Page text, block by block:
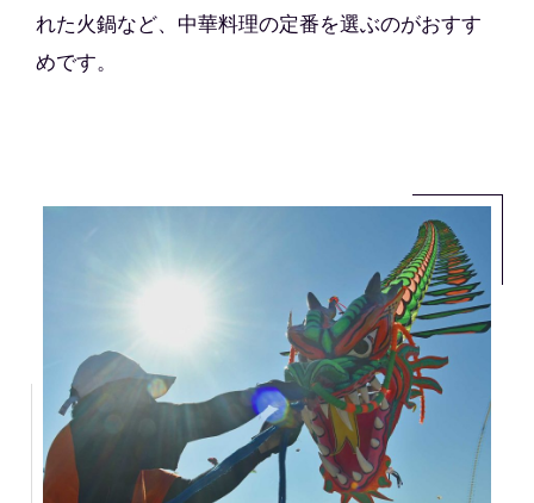
れた火鍋など、中華料理の定番を選ぶのがおすす
めです。